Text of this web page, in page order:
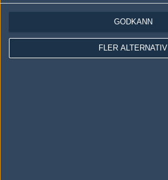
FLER ALTERNATIV
GODKÄNN
Information